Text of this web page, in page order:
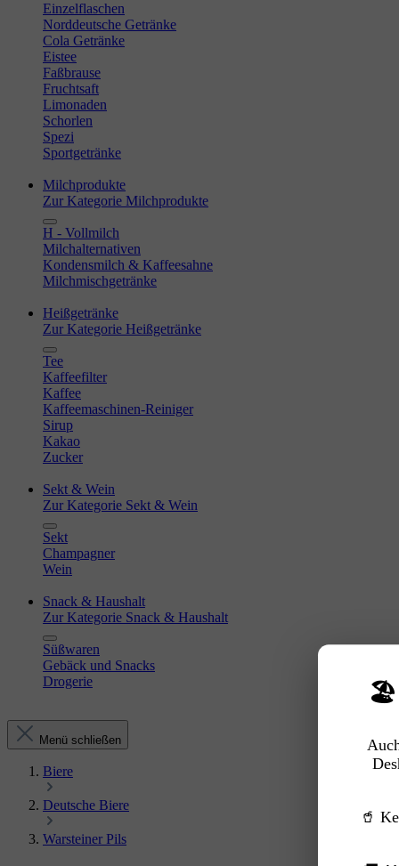
Einzelflaschen
Norddeutsche Getränke
Cola Getränke
Eistee
Faßbrause
Fruchtsaft
Limonaden
Schorlen
Spezi
Sportgetränke
Milchprodukte
Zur Kategorie Milchprodukte
H - Vollmilch
Milchalternativen
Kondensmilch & Kaffeesahne
Milchmischgetränke
Heißgetränke
Zur Kategorie Heißgetränke
Tee
Kaffeefilter
Kaffee
Kaffeemaschinen-Reiniger
Sirup
Kakao
Zucker
Sekt & Wein
Zur Kategorie Sekt & Wein
Sekt
Champagner
Wein
Snack & Haushalt
Zur Kategorie Snack & Haushalt
Süßwaren
Gebäck und Snacks
Drogerie
Menü schließen
Biere
Deutsche Biere
Warsteiner Pils
🏖️
🥤